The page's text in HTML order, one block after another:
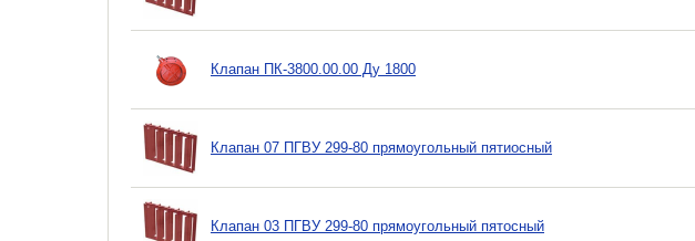
Клапан ПК-3800.00.00 Ду 1800
Клапан 07 ПГВУ 299-80 прямоугольный пятиосный
Клапан 03 ПГВУ 299-80 прямоугольный пятосный